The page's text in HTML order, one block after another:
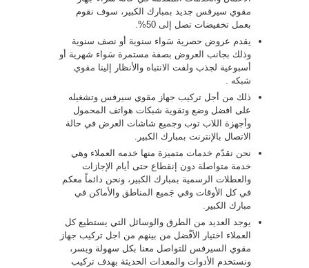
مقوي سيرفس جديد بمبارك الكبير، سوف نقوم
بعمل تخفيضات تصل إلى 50%.
يقدم عروض حصرية سَواء سنوية أو نصف سنوية
وذلك بجانب العروض بصفة مستمرة سَواء شهرية أو
أسبوعية لجذب ولفت الانتباه والأنظار إلينا مقوي
شبكه .
ذلك من أجل تركيب جهاز مقوي سيرفس وتشغيله
على افضل وضع وتقوية شبكات هواتف المحمول
وأجهزة اللاب توب وجميع شاشات العرض في حالة
الاتصال بالإنترنت بمبارك الكبير.
نحن نقدّم خدمات متميزة منها خدمه العملاء وهي
خدمة متواصلة دون إنقطاع حتى أيام الإجازات
والعطلات الرسمية بمبارك الكبير، ونحن دائماً معكم
في كل الأوقات وفي جَميع المناطق والأماكن في
مبارك الكبير.
يوجد العديد من الطرق والوسائل التي يستطيع كل
العملاء اختيار الأفْضل من بينهم من اجل تركيب جهاز
مقوي السيرفس للتواصل معنا بكل سهولة ويسر،
ونستخدم الأدوات والمعدات الحديثة بهدف تركيب